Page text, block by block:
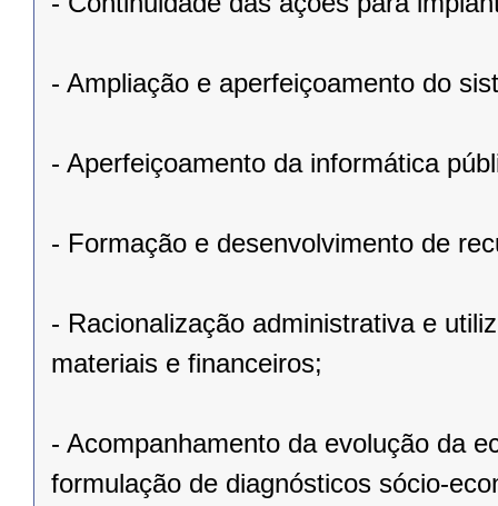
- Ampliação e aperfeiçoamento do
- Aperfeiçoamento da informática
- Formação e desenvolvimento de
- Racionalização administrativa e
materiais e financeiros;
- Acompanhamento da evolução da
formulação de diagnósticos sócio-